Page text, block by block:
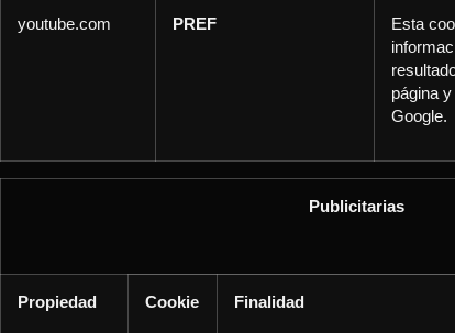
youtube.com PREF
Esta
página
Google.
Publicitarias
Propiedad Cookie Finalidad